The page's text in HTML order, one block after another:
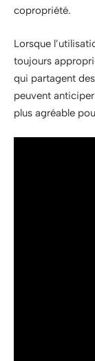
copropriété.
Lorsque
toujours
qui partagent
peuvent
plus agréable